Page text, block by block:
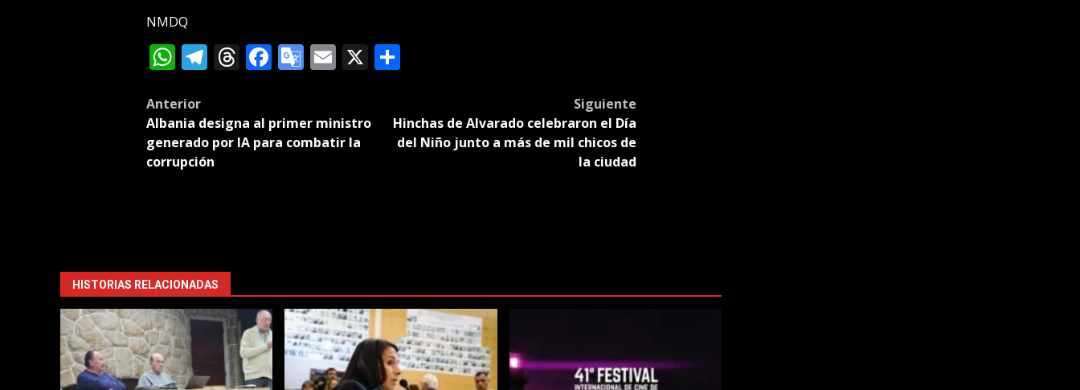
NMDQ
WhatsApp
Telegram
Threads
Facebook
Google
Email
X Compartir
Post
navigation
Anterior
Albania designa al primer ministro
generado por IA para combatir la
corrupción
Siguiente
Hinchas de Alvarado celebraron el Día
del Niño junto a más de mil chicos de
la ciudad
HISTORIAS RELACIONADAS